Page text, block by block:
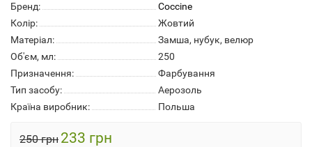
Бренд:
Coccine
Колір:
Жовтий
Матеріал:
Замша, нубук, велюр
Об'єм, мл:
250
Призначення:
Фарбування
Тип засобу:
Аерозоль
Країна виробник:
Польша
250 грн 233 грн